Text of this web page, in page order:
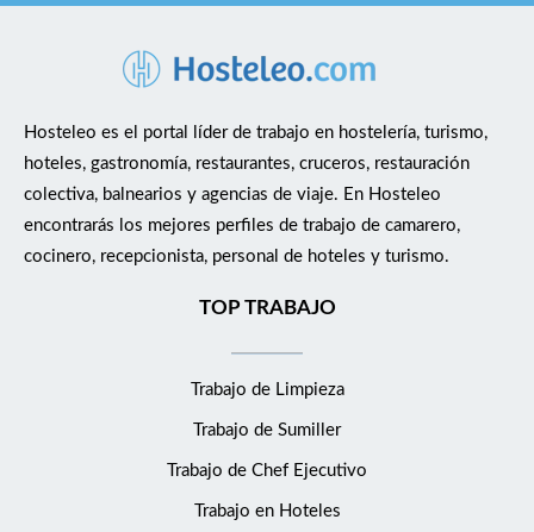
Hosteleo es el portal líder de trabajo en hostelería, turismo,
hoteles, gastronomía, restaurantes, cruceros, restauración
colectiva, balnearios y agencias de viaje. En Hosteleo
encontrarás los mejores perfiles de trabajo de camarero,
cocinero, recepcionista, personal de hoteles y turismo.
TOP TRABAJO
Trabajo de Limpieza
Trabajo de Sumiller
Trabajo de Chef Ejecutivo
Trabajo en Hoteles